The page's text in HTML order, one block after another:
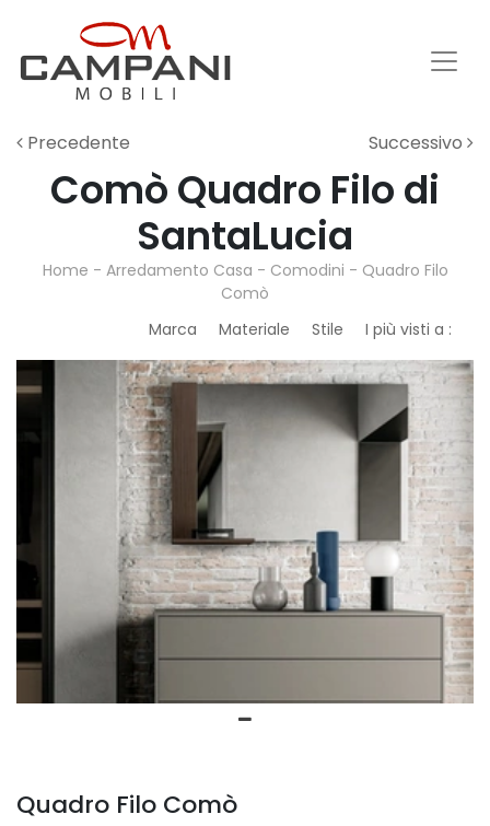
Precedente Successivo
Comò Quadro Filo di
SantaLucia
Home - Arredamento Casa - Comodini - Quadro Filo
Comò
Marca
Materiale Stile I più visti a :
Quadro Filo Comò